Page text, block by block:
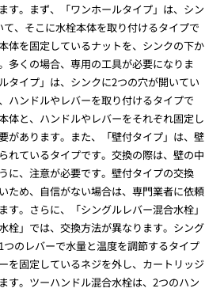
す。まず、「ワンホールタイプ」は、シン
、そこに水栓本体を取り付けるタイプで
体を固定しているナットを、シンクの下か
多くの場合、専用の工具が必要になりま
タイプ」は、シンクに2つの穴が開いてい
ハンドルやレバーを取り付けるタイプで
体と、ハンドルやレバーをそれぞれ固定し
があります。また、「壁付タイプ」は、壁
れているタイプです。交換の際は、壁の中
に、注意が必要です。壁付タイプの交換
ため、自信がない場合は、専門業者に依頼
す。さらに、「シングルレバー混合水栓」
栓」では、交換方法が異なります。シング
のレバーで水量と温度を調節するタイプ
を固定しているネジを外し、カートリッジ
す。ツーハンドル混合水栓は、2つのハン